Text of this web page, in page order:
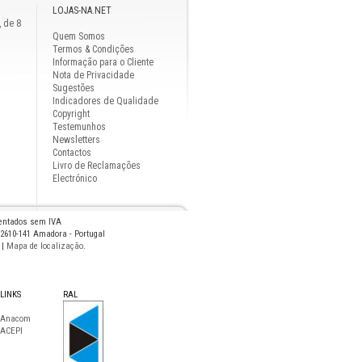
de 8
LOJAS-NA.NET
Quem Somos
Termos & Condições
Informação para o Cliente
Nota de Privacidade
Sugestões
Indicadores de Qualidade
Copyright
Testemunhos
Newsletters
Contactos
Livro de Reclamações
Electrónico
sem IVA
141 Amadora - Portugal
Mapa de localização.
LINKS
Anacom
ACEPI
RAL